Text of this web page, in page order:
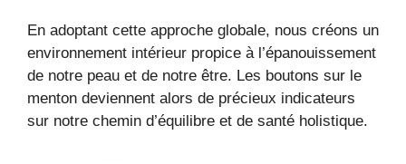
En adoptant cette approche globale, nous créons un
environnement intérieur propice à l’épanouissement
de notre peau et de notre être. Les boutons sur le
menton deviennent alors de précieux indicateurs
sur notre chemin d’équilibre et de santé holistique.